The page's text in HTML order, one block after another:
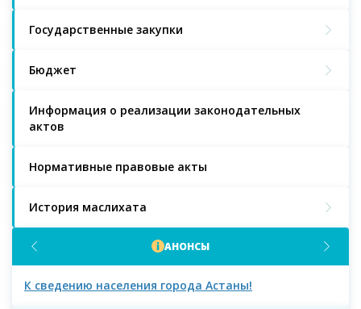
Государственные закупки
Бюджет
Информация о реализации законодательных
актов
Нормативные правовые акты
История маслихата
АНОНСЫ
К сведению населения города Астаны!